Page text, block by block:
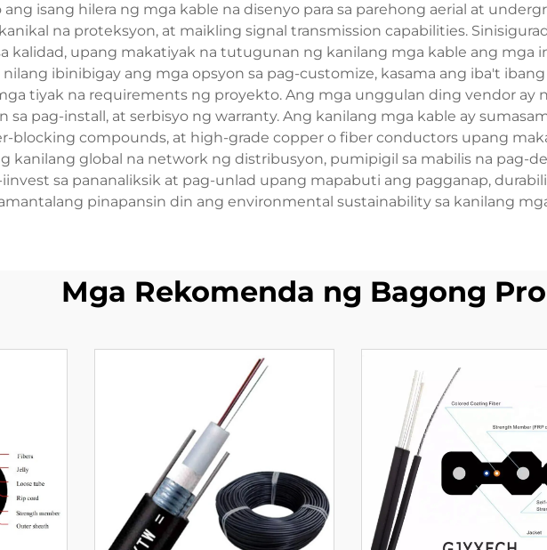
isang hilera ng mga kable na disenyo para sa parehong aerial at
na proteksyon, at maikling signal transmission capabilities.
kalidad, upang makatiyak na tutugunan ng kanilang mga kable ang mga
nilang ibinibigay ang mga opsyon sa pag-customize, kasama ang iba't
tiyak na requirements ng proyekto. Ang mga unggulan ding vendor ay
sa pag-install, at serbisyo ng warranty. Ang kanilang mga kable ay
blocking compounds, at high-grade copper o fiber conductors upang
kanilang global na network ng distribusyon, pumipigil sa mabilis na pag-
iinvest sa pananaliksik at pag-unlad upang mapabuti ang pagganap,
pinapansin din ang environmental sustainability sa kanilang
Mga Rekomenda ng Bagong